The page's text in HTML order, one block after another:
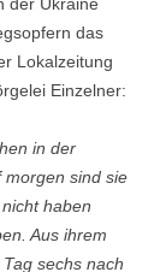
das
Lokalzeitung
Einzelner:
in der
morgen sind sie
haben
Aus ihrem
sechs nach